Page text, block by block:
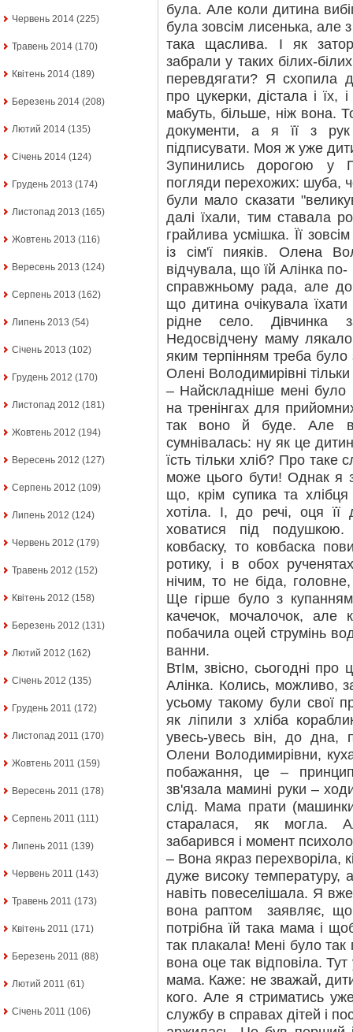
Червень 2014 (225)
Травень 2014 (170)
Квітень 2014 (189)
Березень 2014 (208)
Лютий 2014 (135)
Січень 2014 (124)
Грудень 2013 (174)
Листопад 2013 (165)
Жовтень 2013 (116)
Вересень 2013 (124)
Серпень 2013 (162)
Липень 2013 (54)
Січень 2013 (102)
Грудень 2012 (170)
Листопад 2012 (181)
Жовтень 2012 (194)
Вересень 2012 (127)
Серпень 2012 (109)
Липень 2012 (124)
Червень 2012 (179)
Травень 2012 (152)
Квітень 2012 (158)
Березень 2012 (131)
Лютий 2012 (162)
Січень 2012 (135)
Грудень 2011 (172)
Листопад 2011 (170)
Жовтень 2011 (159)
Вересень 2011 (178)
Серпень 2011 (111)
Липень 2011 (139)
Червень 2011 (143)
Травень 2011 (173)
Квітень 2011 (171)
Березень 2011 (88)
Лютий 2011 (61)
Січень 2011 (106)
була. Але коли дитина
була зовсім лисенька, але
така щаслива. І як
забрали у таких білих-
перевдягати? Я схопила
про цукерки, дістала і
мабуть, більше, ніж вона.
документи, а я її з
підписувати. Моя ж уже
Зупинились дорогою у
погляди перехожих: шуба,
були мало сказати
далі їхали, тим ставала
грайлива усмішка. Її
із сім'ї пияків. Олена
відчувала, що їй Алінка по-
справжньому рада, але
що дитина очікувала
рідне село. Дівчинка
Недосвідчену маму
яким терпінням треба
Олені Володимирівні
– Найскладніше мені було
на тренінгах для
так воно й буде. Але
сумнівалась: ну як це
їсть тільки хліб? Про таке
може цього бути! Однак я
що, крім супика та
хотіла. І, до речі, оця
ховатися під
ковбаску, то ковбаска
ротику, і в обох
нічим, то не біда,
Ще гірше було з
качечок, мочалочок, але
побачила оцей струмінь
ванни.
ВтІм, звісно, сьогодні
Алінка. Колись, можливо,
усьому такому були свої
як ліпили з хліба
увесь-увесь він, до дна,
Олени Володимирівни,
побажання, це –
зв'язала мамині руки –
слід. Мама прати
старалася, як могла.
забарився і момент
– Вона якраз перехворіла,
дуже високу температуру,
навіть повеселішала. Я
вона раптом заявляє,
потрібна їй така мама і
так плакала! Мені було
вона оце так відповіла.
мама. Каже: не зважай,
кого. Але я стриматись
службу в справах дітей і